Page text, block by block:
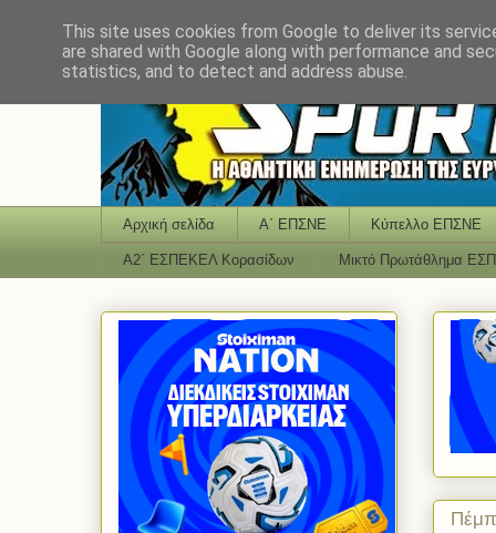
Αρχική σελίδα Α΄ ΕΠΣΝΕ Κύπελλο ΕΠΣΝΕ
Α2΄ ΕΣΠΕΚΕΛ Κορασίδων Μικτό Πρωτάθλημα
This site uses cookies from Google to deliver its
are shared with Google along with performance and
statistics, and to detect and address abuse.